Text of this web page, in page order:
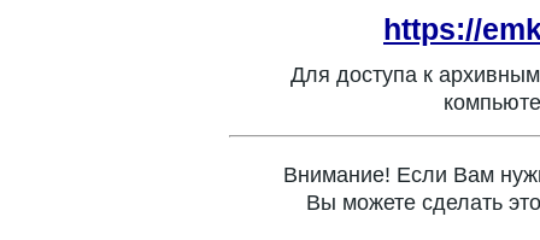
https://
Для доступа к
Внимание! Если Вам
Вы можете сделать